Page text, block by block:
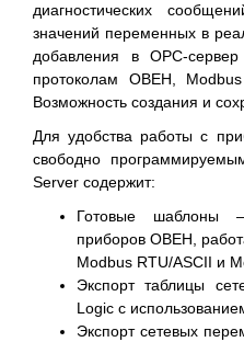
диагностических
значений переменных в
добавления в OPC-
протоколам ОВЕН,
Возможность создания и
Для удобства работы с
свободно
Server содержит:
Готовые шаблоны
приборов ОВЕН,
Modbus RTU/ASCII и
Экспорт таблицы
Logic с
Экспорт сетевых